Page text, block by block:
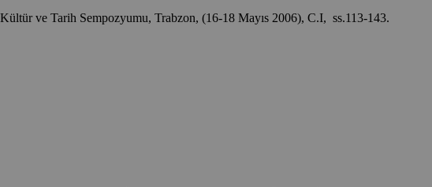
ve Tarih Sempozyumu, Trabzon, (16-18 Mayıs 2006), C.I, ss.113-143.